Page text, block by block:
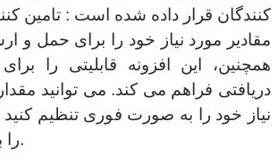
کنندگان قرار داده شده است : تامین
مقادیر مورد نیاز خود را برای حمل و
همچنین، این افزونه قابلیتی را
دریافتی فراهم می کند. می توانید
نیاز خود را به صورت فوری تنظیم
را بعدا تحویل بگیرید.